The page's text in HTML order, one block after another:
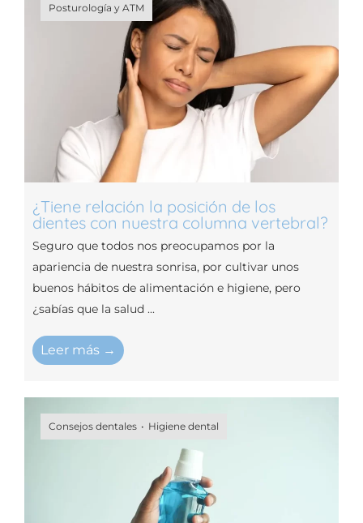
Posturología y ATM
¿Tiene relación la posición de los
dientes con nuestra columna vertebral?
Seguro que todos nos preocupamos por la
apariencia de nuestra sonrisa, por cultivar unos
buenos hábitos de alimentación e higiene, pero
¿sabías que la salud ...
Leer más →
Consejos dentales Higiene dental